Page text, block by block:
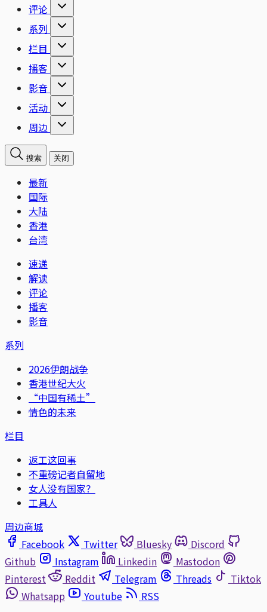
评论
系列
栏目
播客
影音
活动
周边
搜索 关闭
最新
国际
大陆
香港
台湾
速递
解读
评论
播客
影音
系列
2026伊朗战争
香港世纪大火
“中国有稀土”
情色的未来
栏目
返工这回事
不重磅记者自留地
女人没有国家？
工具人
周边商城
Facebook
Twitter Bluesky
Discord
Github
Instagram Linkedin
Mastodon
Pinterest
Reddit Telegram Threads
Tiktok
Whatsapp
Youtube
RSS